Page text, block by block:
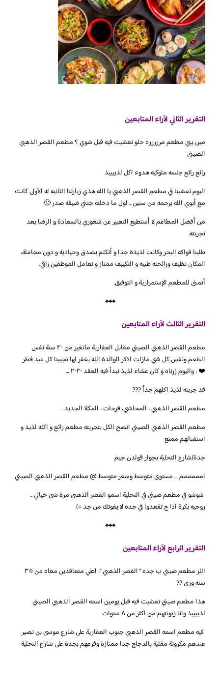
التقرير الثاني لآراء المتابعين
‏مين يبي مطعم مررررره حلو تعشيت فيه قبل شوي ؟ مطعم القصر الذهبي
الصيني
رائع رائع جلسه ملوكيه هدوء اكل لذييييذ
‏اليوم تعشينا في مطعم القصر الذهبي يا الله هذي زيارتنا الثانيه له الأولى كانت
مع أبوي الله يرحمه من سنين .. اول ما دخلته جتني ضيقة صدر 🙁
من أفضل المطاعم لا أستطيع التعبير عن شعوري بالسعادة و الرضا بعد
تجربته.
طلبنا فواكه البحر وكانت لذيذة جدا و أتكلم بصدق وحيادية و دون مجاملة،
المكان نظيف ورائحته طيبه و التكييف ممتاز و تعامل الموظفين راقي.
أتمنى للمطعم الإستمرارية و التوفيق.
♠♠♠
التقرير الثالث لآراء المتابعين
‏مطعم القصر الذهبي الصيني مقابل العقارية ماتغير من ٢٠ سنة نفس
الطعم ونفس كل شي مازلت اذكر الوالدة الله يغفر لها تجيبنا كل عيد فطر
❤️ ، واليوم زرناه و كان عشاء لذيذ نبدأ فيه العقد ٢٠٢٠ …
‏مطعم القصر الذهبي ، المحاشي، فرحات ، المكلا الجديد .
مطعم القصر الذهبي الصيني انصح الكل بتجربته مطعم رائع و اكله لذيذ و
استقبالهم ممتع
جدة/شارع التحلية بجوار قولدن جيم
‏امممممم … مستوى متوسط وسعر متوسط @ مطعم القصر الذهبي الصيني
‏‎ شوشو في مطعم صيني في التحلية اسمو القصر الذهبي مرة شي خيالي ..
روحيه بكرة اذا ح تقعدوا في جدة لا يفوتك من جد =)
♠♠♠
التقرير الرابع لآراء المتابعين
‏اللز مطعم صيني ب جده ” القصر الذهبي “، اهلي متعاقدين معاه من ٣٥
سنه ورى ??
هذا مطعم صيني تعشيت فيه قبل يومين اسمه القصر الذهبي الصيني
لذييييذ وانا زبونتهم من اكثر من ٨ سنوات
‏‎ فيه مطعم اسمه القصر الذهبي جنوب العقارية على شارع موسى بن نصير
عندهم مكرونة مقلية بالدجاج جدا ممتازة وفرعهم بجدة على شارع التحلية